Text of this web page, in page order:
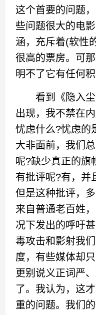
这个首要的问题
些问题很大的电
涵，充斥着(软性
很高的票房。可
明不了它有任何积
看到《隐入尘
出现，我不禁在
忧虑什么?忧虑的
大非面前，我们
呢?缺少真正的旗
有批评呢?有，并
但是这种批评，
来自普通老百姓
况下发出的呼吁
毒攻击和影射我
度，有些媒体却
更别说义正词严
了。我认为，这
重的问题。我们